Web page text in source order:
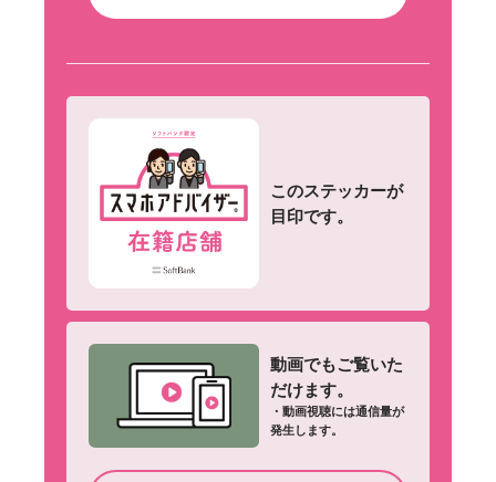
このステッカーが
目印です。
動画でもご覧いた
だけます。
・動画視聴には通信量が
発生します。